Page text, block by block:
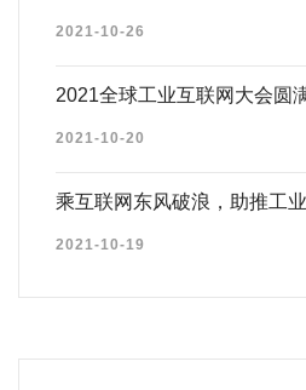
2021-10-26
2021全球工业互联网大会圆
2021-10-20
乘互联网东风破浪，助推工
2021-10-19